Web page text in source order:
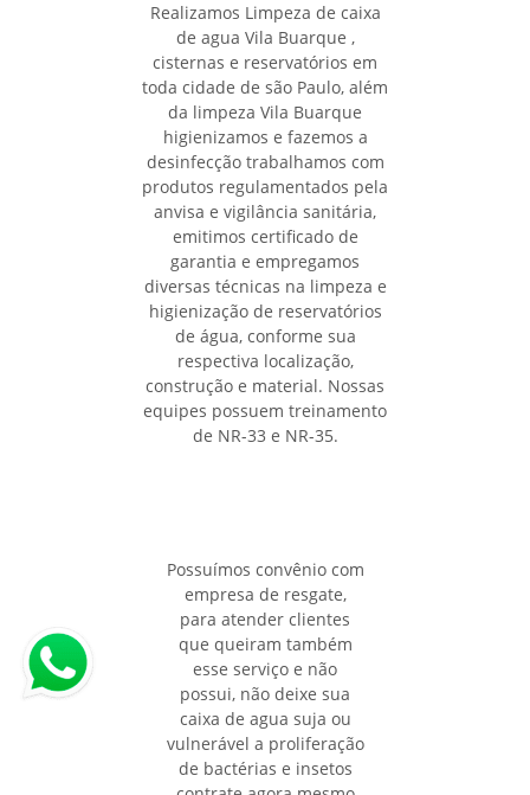
Realizamos Limpeza de caixa
de agua Vila Buarque ,
cisternas e reservatórios em
toda cidade de são Paulo, além
da limpeza Vila Buarque
higienizamos e fazemos a
desinfecção trabalhamos com
produtos regulamentados pela
anvisa e vigilância sanitária,
emitimos certificado de
garantia e empregamos
diversas técnicas na limpeza e
higienização de reservatórios
de água, conforme sua
respectiva localização,
construção e material. Nossas
equipes possuem treinamento
de NR-33 e NR-35.
Possuímos convênio com
empresa de resgate,
para atender clientes
que queiram também
esse serviço e não
possui, não deixe sua
caixa de agua suja ou
vulnerável a proliferação
de bactérias e insetos